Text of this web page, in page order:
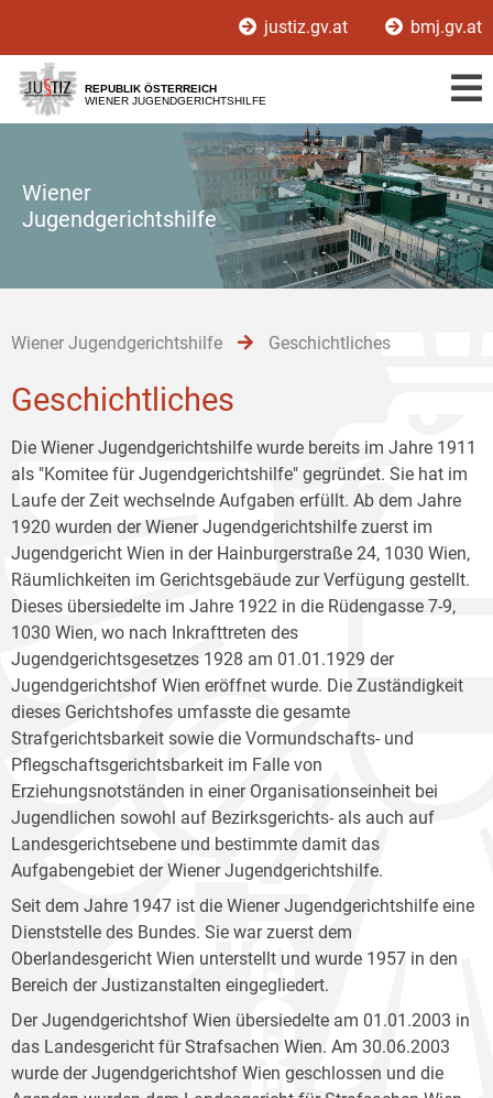
[1]
[2]
[3]
justiz.gv.at bmj.gv.at
REPUBLIK ÖSTERREICH
WIENER JUGENDGERICHTSHILFE
Wiener
Jugendgerichtshilfe
Wiener Jugendgerichtshilfe Geschichtliches
Geschichtliches
Die Wiener Jugendgerichtshilfe wurde bereits im Jahre 1911
als "Komitee für Jugendgerichtshilfe" gegründet. Sie hat im
Laufe der Zeit wechselnde Aufgaben erfüllt. Ab dem Jahre
1920 wurden der Wiener Jugendgerichtshilfe zuerst im
Jugendgericht Wien in der Hainburgerstraße 24, 1030 Wien,
Räumlichkeiten im Gerichtsgebäude zur Verfügung gestellt.
Dieses übersiedelte im Jahre 1922 in die Rüdengasse 7-9,
1030 Wien, wo nach Inkrafttreten des
Jugendgerichtsgesetzes 1928 am 01.01.1929 der
Jugendgerichtshof Wien eröffnet wurde. Die Zuständigkeit
dieses Gerichtshofes umfasste die gesamte
Strafgerichtsbarkeit sowie die Vormundschafts- und
Pflegschaftsgerichtsbarkeit im Falle von
Erziehungsnotständen in einer Organisationseinheit bei
Jugendlichen sowohl auf Bezirksgerichts- als auch auf
Landesgerichtsebene und bestimmte damit das
Aufgabengebiet der Wiener Jugendgerichtshilfe.
Seit dem Jahre 1947 ist die Wiener Jugendgerichtshilfe eine
Dienststelle des Bundes. Sie war zuerst dem
Oberlandesgericht Wien unterstellt und wurde 1957 in den
Bereich der Justizanstalten eingegliedert.
Der Jugendgerichtshof Wien übersiedelte am 01.01.2003 in
das Landesgericht für Strafsachen Wien. Am 30.06.2003
wurde der Jugendgerichtshof Wien geschlossen und die